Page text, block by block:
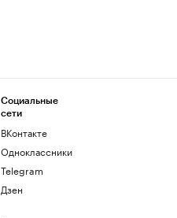
Социальные
сети
ВКонтакте
Одноклассники
Telegram
Дзен